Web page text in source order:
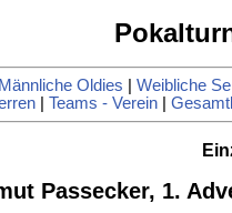
Männliche Oldies
Weibliche
| Teams - Verein|
Passecker, 1.